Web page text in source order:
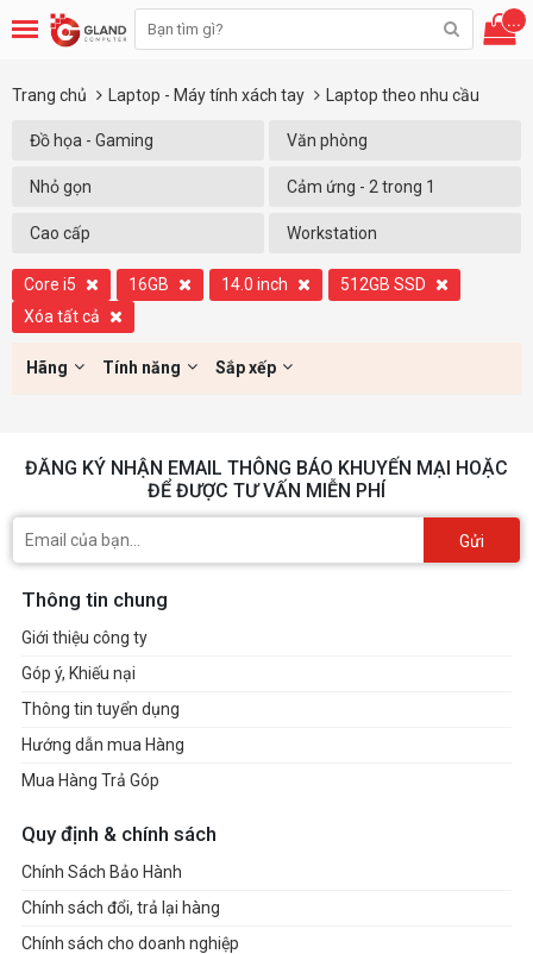
...
Trang chủ Laptop - Máy tính xách tay Laptop theo nhu cầu
Đồ họa - Gaming Văn phòng
Nhỏ gọn Cảm ứng - 2 trong 1
Cao cấp Workstation
Core i5 16GB 14.0 inch
512GB SSD
Xóa tất cả
Hãng Tính năng Sắp xếp
ĐĂNG KÝ NHẬN EMAIL THÔNG BÁO KHUYẾN MẠI HOẶC
ĐỂ ĐƯỢC TƯ VẤN MIỄN PHÍ
Gửi
Thông tin chung
Giới thiệu công ty
Góp ý, Khiếu nại
Thông tin tuyển dụng
Hướng dẫn mua Hàng
Mua Hàng Trả Góp
Quy định & chính sách
Chính Sách Bảo Hành
Chính sách đổi, trả lại hàng
Chính sách cho doanh nghiệp